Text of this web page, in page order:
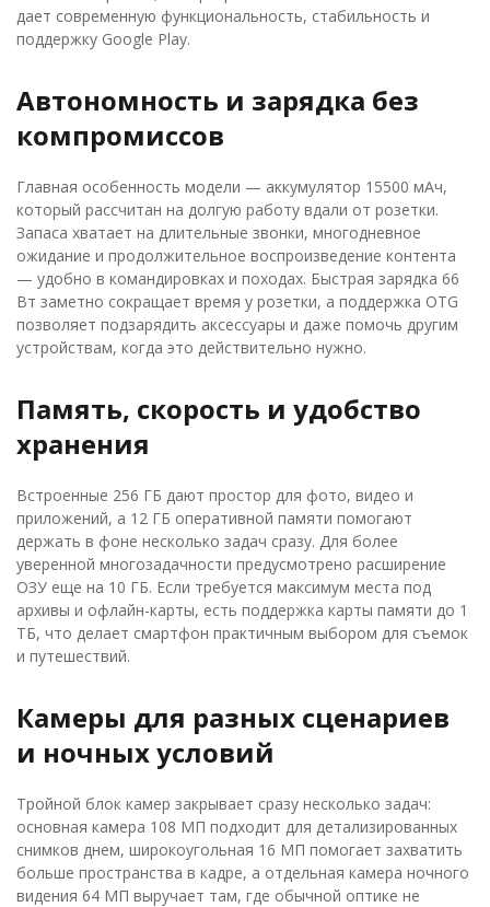
дает современную функциональность, стабильность и
поддержку Google Play.
Автономность и зарядка без
компромиссов
Главная особенность модели — аккумулятор 15500 мАч,
который рассчитан на долгую работу вдали от розетки.
Запаса хватает на длительные звонки, многодневное
ожидание и продолжительное воспроизведение контента
— удобно в командировках и походах. Быстрая зарядка 66
Вт заметно сокращает время у розетки, а поддержка OTG
позволяет подзарядить аксессуары и даже помочь другим
устройствам, когда это действительно нужно.
Память, скорость и удобство
хранения
Встроенные 256 ГБ дают простор для фото, видео и
приложений, а 12 ГБ оперативной памяти помогают
держать в фоне несколько задач сразу. Для более
уверенной многозадачности предусмотрено расширение
ОЗУ еще на 10 ГБ. Если требуется максимум места под
архивы и офлайн-карты, есть поддержка карты памяти до 1
ТБ, что делает смартфон практичным выбором для съемок
и путешествий.
Камеры для разных сценариев
и ночных условий
Тройной блок камер закрывает сразу несколько задач:
основная камера 108 МП подходит для детализированных
снимков днем, широкоугольная 16 МП помогает захватить
больше пространства в кадре, а отдельная камера ночного
видения 64 МП выручает там, где обычной оптике не